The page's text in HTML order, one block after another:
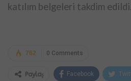
katılım belgeleri takdim edildi.
0 Comments
762
Paylaş Facebook